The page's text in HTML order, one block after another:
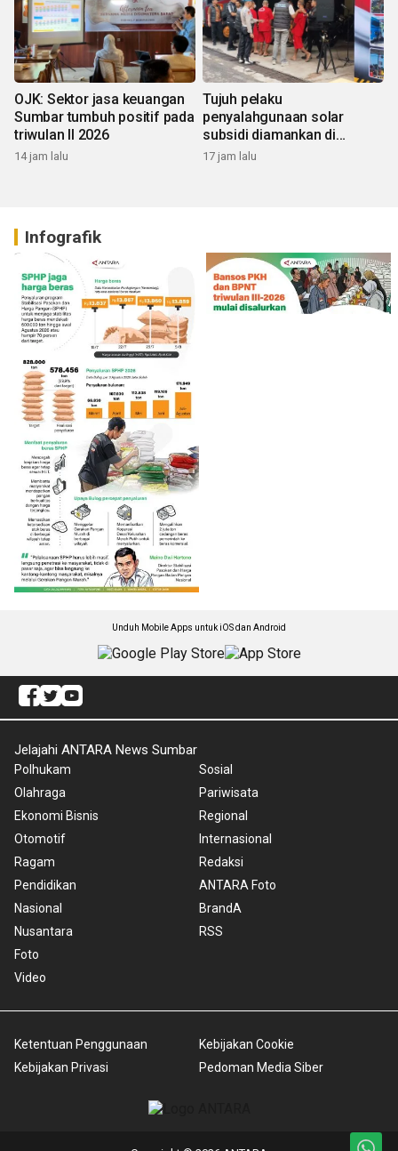
OJK: Sektor jasa keuangan
Sumbar tumbuh positif pada
triwulan II 2026
14 jam lalu
Tujuh pelaku
penyalahgunaan solar
subsidi diamankan di
Sumbar
17 jam lalu
Infografik
Unduh Mobile Apps untuk iOS dan Android
Jelajahi ANTARA News Sumbar
Polhukam
Olahraga
Ekonomi Bisnis
Otomotif
Ragam
Pendidikan
Nasional
Nusantara
Foto
Video
Sosial
Pariwisata
Regional
Internasional
Redaksi
ANTARA Foto
BrandA
RSS
Ketentuan Penggunaan
Kebijakan Privasi
Kebijakan Cookie
Pedoman Media Siber